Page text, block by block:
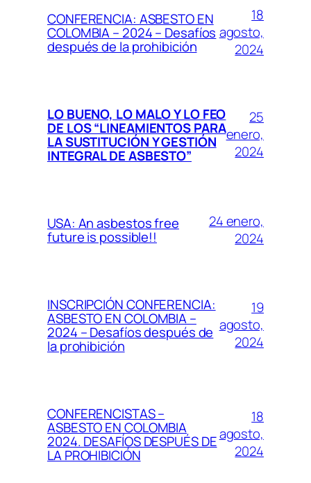
CONFERENCIA: ASBESTO EN
COLOMBIA – 2024 – Desafíos
después de la prohibición
18
agosto,
2024
LO BUENO, LO MALO Y LO FEO
DE LOS “LINEAMIENTOS PARA
LA SUSTITUCIÓN Y GESTIÓN
INTEGRAL DE ASBESTO”
25
enero,
2024
USA: An asbestos free
future is possible!!
24 enero,
2024
INSCRIPCIÓN CONFERENCIA:
ASBESTO EN COLOMBIA –
2024 – Desafíos después de
la prohibición
19
agosto,
2024
CONFERENCISTAS –
ASBESTO EN COLOMBIA
2024. DESAFÍOS DESPUÉS DE
LA PROHIBICIÓN
18
agosto,
2024